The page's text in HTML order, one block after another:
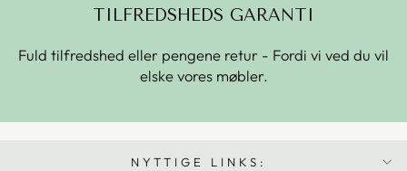
TILFREDSHEDS GARANTI
Fuld tilfredshed eller pengene retur - Fordi vi ved du vil
elske vores møbler.
NYTTIGE LINKS: